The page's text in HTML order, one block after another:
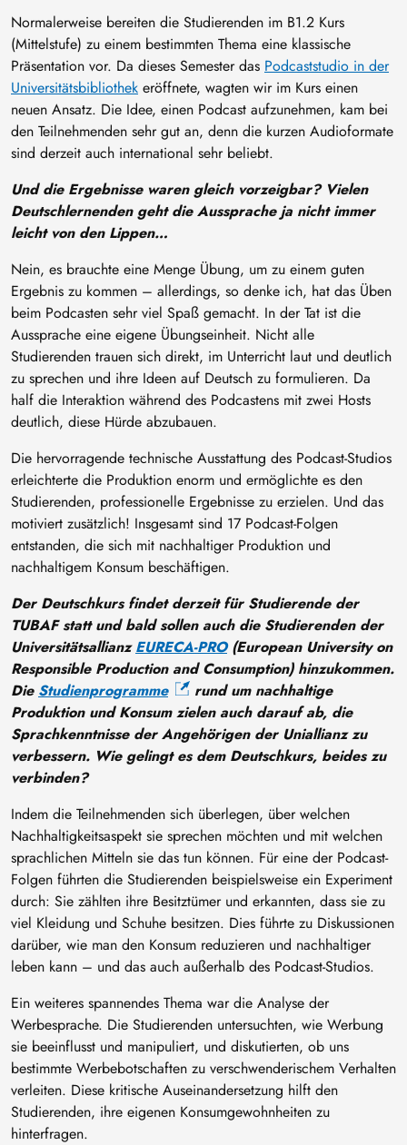
Normalerweise bereiten die Studierenden im B1.2 Kurs
(Mittelstufe) zu einem bestimmten Thema eine klassische
Präsentation vor. Da dieses Semester das Podcaststudio in der
Universitätsbibliothek eröffnete, wagten wir im Kurs einen
neuen Ansatz. Die Idee, einen Podcast aufzunehmen, kam bei
den Teilnehmenden sehr gut an, denn die kurzen Audioformate
sind derzeit auch international sehr beliebt.
Und die Ergebnisse waren gleich vorzeigbar? Vielen
Deutschlernenden geht die Aussprache ja nicht immer
leicht von den Lippen…
Nein, es brauchte eine Menge Übung, um zu einem guten
Ergebnis zu kommen – allerdings, so denke ich, hat das Üben
beim Podcasten sehr viel Spaß gemacht. In der Tat ist die
Aussprache eine eigene Übungseinheit. Nicht alle
Studierenden trauen sich direkt, im Unterricht laut und deutlich
zu sprechen und ihre Ideen auf Deutsch zu formulieren. Da
half die Interaktion während des Podcastens mit zwei Hosts
deutlich, diese Hürde abzubauen.
Die hervorragende technische Ausstattung des Podcast-Studios
erleichterte die Produktion enorm und ermöglichte es den
Studierenden, professionelle Ergebnisse zu erzielen. Und das
motiviert zusätzlich! Insgesamt sind 17 Podcast-Folgen
entstanden, die sich mit nachhaltiger Produktion und
nachhaltigem Konsum beschäftigen.
Der Deutschkurs findet derzeit für Studierende der
TUBAF statt und bald sollen auch die Studierenden der
UniversitätsallianzEURECA-PRO(European University on
Responsible Production and Consumption) hinzukommen.
Die Studienprogramme
rund um nachhaltige
Produktion und Konsum zielen auch darauf ab, die
Sprachkenntnisse der Angehörigen der Uniallianz zu
verbessern. Wie gelingt es dem Deutschkurs, beides zu
verbinden?
Indem die Teilnehmenden sich überlegen, über welchen
Nachhaltigkeitsaspekt sie sprechen möchten und mit welchen
sprachlichen Mitteln sie das tun können. Für eine der Podcast-
Folgen führten die Studierenden beispielsweise ein Experiment
durch: Sie zählten ihre Besitztümer und erkannten, dass sie zu
viel Kleidung und Schuhe besitzen. Dies führte zu Diskussionen
darüber, wie man den Konsum reduzieren und nachhaltiger
leben kann – und das auch außerhalb des Podcast-Studios.
Ein weiteres spannendes Thema war die Analyse der
Werbesprache. Die Studierenden untersuchten, wie Werbung
sie beeinflusst und manipuliert, und diskutierten, ob uns
bestimmte Werbebotschaften zu verschwenderischem Verhalten
verleiten. Diese kritische Auseinandersetzung hilft den
Studierenden, ihre eigenen Konsumgewohnheiten zu
hinterfragen.